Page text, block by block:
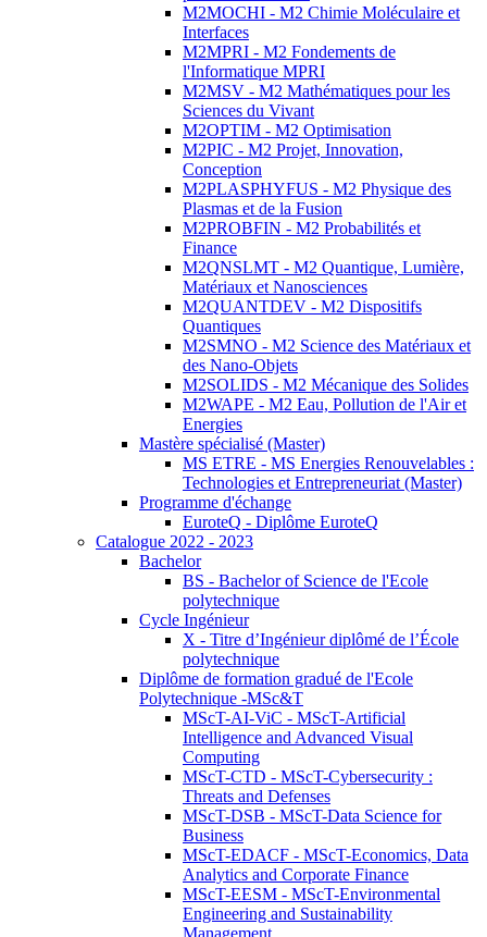
M2MOCHI - M2 Chimie Moléculaire et
Interfaces
M2MPRI - M2 Fondements de
l'Informatique MPRI
M2MSV - M2 Mathématiques pour les
Sciences du Vivant
M2OPTIM - M2 Optimisation
M2PIC - M2 Projet, Innovation,
Conception
M2PLASPHYFUS - M2 Physique des
Plasmas et de la Fusion
M2PROBFIN - M2 Probabilités et
Finance
M2QNSLMT - M2 Quantique, Lumière,
Matériaux et Nanosciences
M2QUANTDEV - M2 Dispositifs
Quantiques
M2SMNO - M2 Science des Matériaux et
des Nano-Objets
M2SOLIDS - M2 Mécanique des Solides
M2WAPE - M2 Eau, Pollution de l'Air et
Energies
Mastère spécialisé (Master)
MS ETRE - MS Energies Renouvelables :
Technologies et Entrepreneuriat (Master)
Programme d'échange
EuroteQ - Diplôme EuroteQ
Catalogue 2022 - 2023
Bachelor
BS - Bachelor of Science de l'Ecole
polytechnique
Cycle Ingénieur
X - Titre d’Ingénieur diplômé de l’École
polytechnique
Diplôme de formation gradué de l'Ecole
Polytechnique -MSc&T
MScT-AI-ViC - MScT-Artificial
Intelligence and Advanced Visual
Computing
MScT-CTD - MScT-Cybersecurity :
Threats and Defenses
MScT-DSB - MScT-Data Science for
Business
MScT-EDACF - MScT-Economics, Data
Analytics and Corporate Finance
MScT-EESM - MScT-Environmental
Engineering and Sustainability
Management